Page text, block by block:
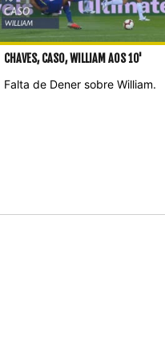
CHAVES, CASO, WILLIAM AOS 10'
Falta de Dener sobre William.